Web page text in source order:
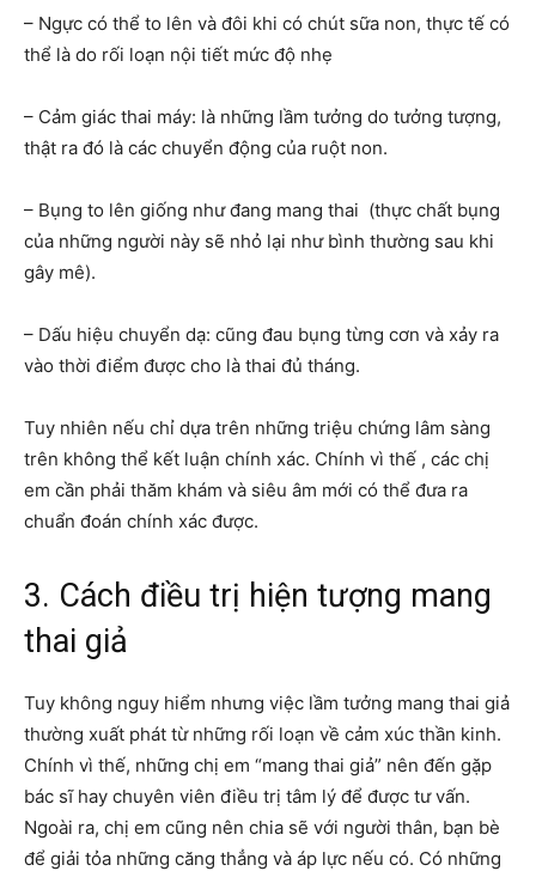
– Ngực có thể to lên và đôi khi có chút sữa non, thực tế có
thể là do rối loạn nội tiết mức độ nhẹ
– Cảm giác thai máy: là những lầm tưởng do tưởng tượng,
thật ra đó là các chuyển động của ruột non.
– Bụng to lên giống như đang mang thai (thực chất bụng
của những người này sẽ nhỏ lại như bình thường sau khi
gây mê).
– Dấu hiệu chuyển dạ: cũng đau bụng từng cơn và xảy ra
vào thời điểm được cho là thai đủ tháng.
Tuy nhiên nếu chỉ dựa trên những triệu chứng lâm sàng
trên không thể kết luận chính xác. Chính vì thế , các chị
em cần phải thăm khám và siêu âm mới có thể đưa ra
chuẩn đoán chính xác được.
3. Cách điều trị hiện tượng mang
thai giả
Tuy không nguy hiểm nhưng việc lầm tưởng mang thai giả
thường xuất phát từ những rối loạn về cảm xúc thần kinh.
Chính vì thế, những chị em “mang thai giả” nên đến gặp
bác sĩ hay chuyên viên điều trị tâm lý để được tư vấn.
Ngoài ra, chị em cũng nên chia sẽ với người thân, bạn bè
để giải tỏa những căng thẳng và áp lực nếu có. Có những